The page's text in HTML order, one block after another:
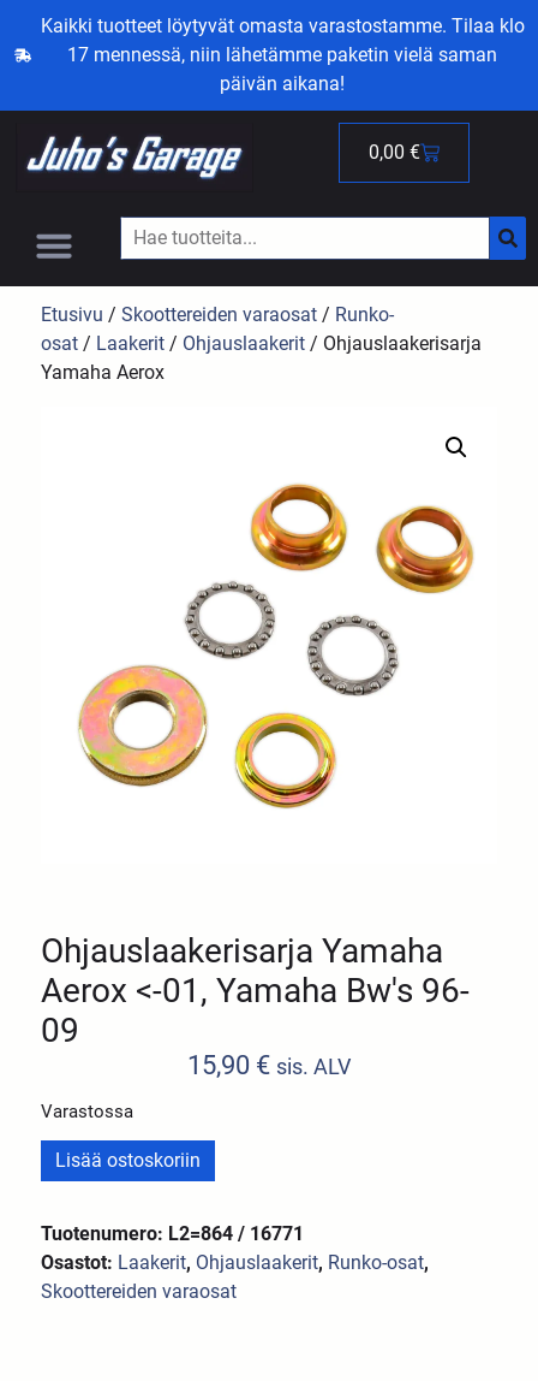
Kaikki tuotteet löytyvät omasta varastostamme. Tilaa klo
17 mennessä, niin lähetämme paketin vielä saman
päivän aikana!
0,00 €
Etusivu /Skoottereiden varaosat / Runko-
osat / Laakerit / Ohjauslaakerit / Ohjauslaakerisarja
Yamaha Aerox
Ohjauslaakerisarja Yamaha
Aerox <-01, Yamaha Bw's 96-
09
15,90 € sis. ALV
Varastossa
Lisää ostoskoriin
Tuotenumero: L2=864 / 16771
Osastot: Laakerit, Ohjauslaakerit, Runko-osat,
Skoottereiden varaosat